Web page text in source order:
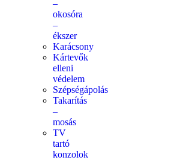
–
okosóra
–
ékszer
Karácsony
Kártevők
elleni
védelem
Szépségápolás
Takarítás
–
mosás
TV
tartó
konzolok